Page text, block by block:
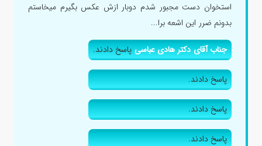
استخوان دست مجبور شدم دوبار ازش عکس بگیرم میخاستم
بدونم ضرر این اشعه برا...
جناب آقای دکتر هادی عباسیپاسخ دادند.
پاسخ دادند.
پاسخ دادند.
پاسخ دادند.